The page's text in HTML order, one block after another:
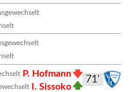
71'
P. Hofmann
I. Sissoko